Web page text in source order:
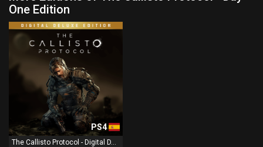
One Edition
PS4
The Callisto Protocol - Digital D...